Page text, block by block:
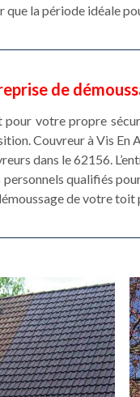
que la période idéale
de
votre propre
Couvreur à Vis En
dans le 62156.
qualifiés
de votre